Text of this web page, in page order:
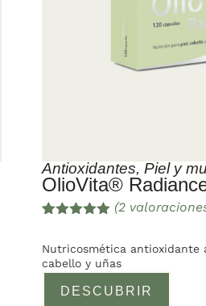
Antioxidantes, Piel y
OlioVita®
DESCUBRIR
5 en base
a
s de
(2
Nutricosmética antioxidante
cabello y uñas